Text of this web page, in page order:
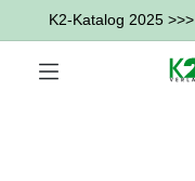
K2-Katalog 2025 >>>